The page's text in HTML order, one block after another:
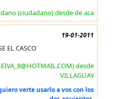
(ciudadano) desde de aca
19-01-2011
EL CASCO
desde
VILLAGUAY
verte usarlo a vos con los